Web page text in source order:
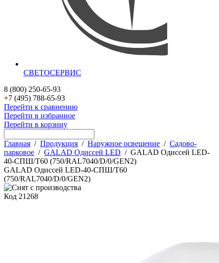
СВЕТОСЕРВИС
8 (800) 250-65-93
+7 (495) 788-65-93
Перейти к сравнению
Перейти в избранное
Перейти в корзину
Главная / Продукция / Наружное освещение / Садово-
парковое / GALAD Одиссей LED / GALAD Одиссей LED-
40-СПШ/Т60 (750/RAL7040/D/0/GEN2)
GALAD Одиссей LED-40-СПШ/Т60
(750/RAL7040/D/0/GEN2)
Код 21268